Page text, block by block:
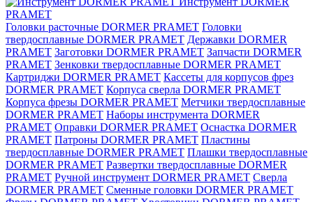
PRAMET
Головки расточные DORMER PRAMET Головки
твердосплавные DORMER PRAMET Державки DORMER
PRAMET Заготовки DORMER PRAMET Запчасти DORMER
PRAMET Зенковки твердосплавные DORMER PRAMET
Картриджи DORMER PRAMET Кассеты для корпусов фрез
DORMER PRAMET Корпуса сверла DORMER PRAMET
Корпуса фрезы DORMER PRAMET Метчики твердосплавные
DORMER PRAMET Наборы инструмента DORMER
PRAMET Оправки DORMER PRAMET Оснастка DORMER
PRAMET Патроны DORMER PRAMET Пластины
твердосплавные DORMER PRAMET Плашки твердосплавные
DORMER PRAMET Развертки твердосплавные DORMER
PRAMET Ручной инструмент DORMER PRAMET Сверла
DORMER PRAMET Сменные головки DORMER PRAMET